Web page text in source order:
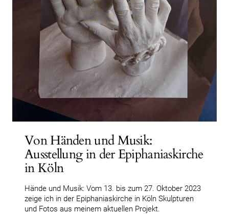
Von Händen und Musik:
Ausstellung in der Epiphaniaskirche
in Köln
Hände und Musik: Vom 13. bis zum 27. Oktober 2023
zeige ich in der Epiphaniaskirche in Köln Skulpturen
und Fotos aus meinem aktuellen Projekt.